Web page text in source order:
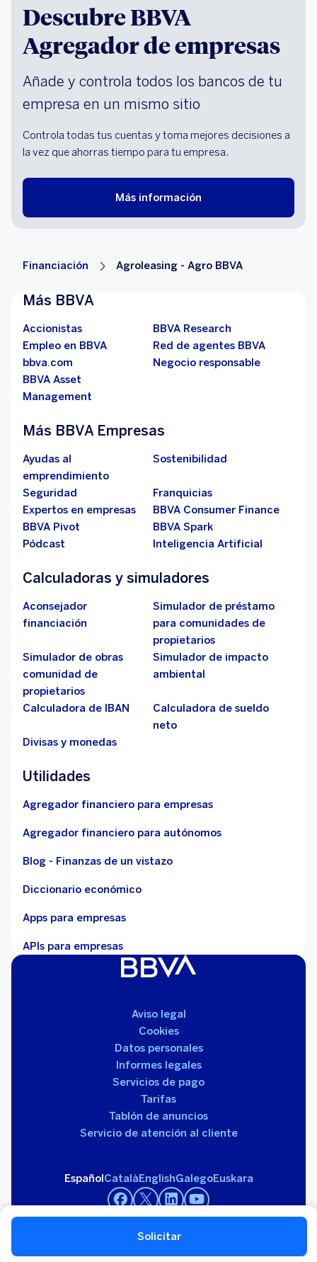
Descubre BBVA
Agregador de empresas
Añade y controla todos los bancos de tu
empresa en un mismo sitio
Controla todas tus cuentas y toma mejores decisiones a
la vez que ahorras tiempo para tu empresa.
Más información
Solicitar
Financiación Agroleasing - Agro BBVA
Más BBVA
Accionistas
BBVA Research
Empleo en BBVA
Red de agentes BBVA
bbva.com
Negocio responsable
BBVA Asset
Management
Más BBVA Empresas
Ayudas al
emprendimiento
Sostenibilidad
Seguridad
Franquicias
Expertos en empresas
BBVA Consumer Finance
BBVA Pivot
BBVA Spark
Pódcast
Inteligencia Artificial
Calculadoras y simuladores
Aconsejador
financiación
Simulador de préstamo
para comunidades de
propietarios
Simulador de obras
comunidad de
propietarios
Simulador de impacto
ambiental
Calculadora de IBAN
Calculadora de sueldo
neto
Divisas y monedas
Utilidades
Agregador financiero para empresas
Agregador financiero para autónomos
Blog - Finanzas de un vistazo
Diccionario económico
Apps para empresas
APIs para empresas
Aviso legal
Cookies
Datos personales
Informes legales
Servicios de pago
Tarifas
Tablón de anuncios
Servicio de atención al cliente
EspañolCatalàEnglishGalegoEuskara